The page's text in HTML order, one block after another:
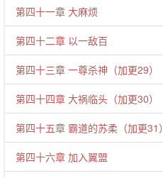
第四十一章 大麻烦
第四十二章 以一敌百
第四十三章 一尊杀神（加更29）
第四十四章 大祸临头（加更30）
第四十五章 霸道的苏柔（加更31）
第四十六章 加入翼盟